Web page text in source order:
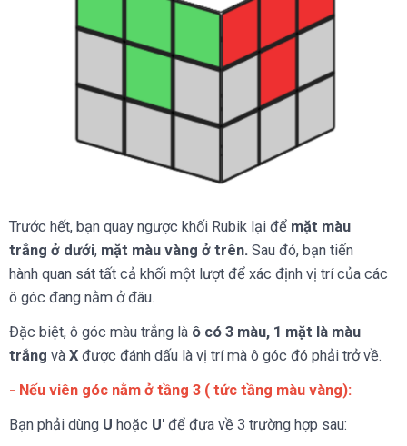
Trước hết, bạn quay ngược khối Rubik lại để mặt màu
trắng ở dưới, mặt màu vàng ở trên. Sau đó, bạn tiến
hành quan sát tất cả khối một lượt để xác định vị trí của các
ô góc đang nằm ở đâu.
Đặc biệt, ô góc màu trắng là ô có 3 màu, 1 mặt là màu
trắng và X được đánh dấu là vị trí mà ô góc đó phải trở về.
- Nếu viên góc nằm ở tầng 3 ( tức tầng màu vàng):
Bạn phải dùng U hoặc U' để đưa về 3 trường hợp sau: